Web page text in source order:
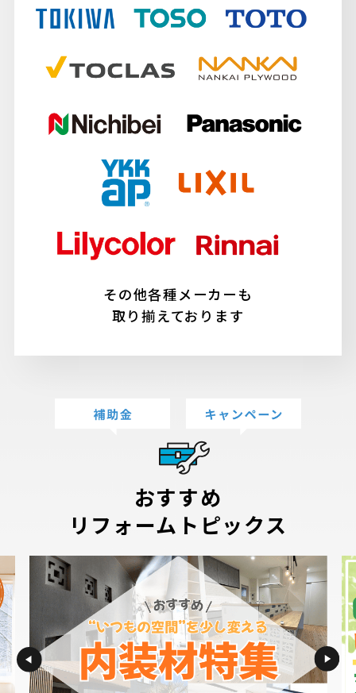
その他各種メーカーも
取り揃えております
おすすめ
リフォームトピックス